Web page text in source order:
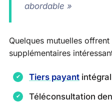
abordable »
Quelques mutuelles
supplémentaires
Tiers payant intégral
Téléconsultation